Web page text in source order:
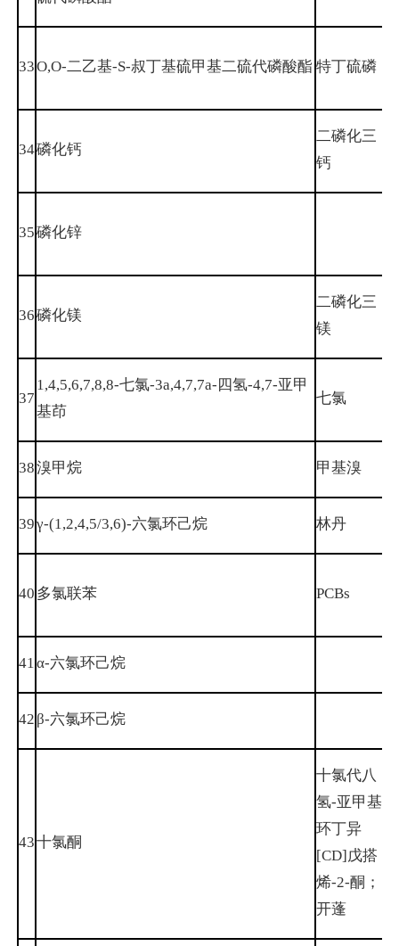
33O,O-二乙基-S-叔丁基硫甲基二硫代磷酸酯 特丁硫磷
34磷化钙
二磷化三
钙
35磷化锌
36磷化镁
二磷化三
镁
37
1,4,5,6,7,8,8-七氯-3a,4,7,7a-四氢-4,7-亚甲
基茚
七氯
38溴甲烷 甲基溴
39γ-(1,2,4,5/3,6)-六氯环己烷 林丹
40 多氯联苯 PCBs
41α-六氯环己烷
42 β-六氯环己烷
43十氯酮
十氯代八
氢-亚甲基-
环丁异
[CD]戊搭
烯-2-酮；
开蓬